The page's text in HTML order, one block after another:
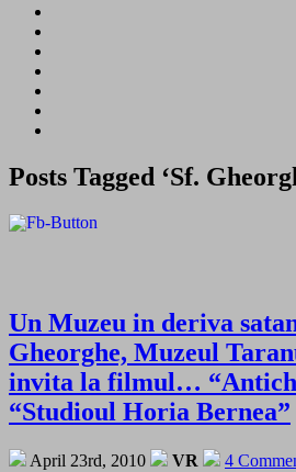
Posts Tagged ‘Sf.
Un Muzeu in deriva
Gheorghe, Muzeul
invita la filmul…
“Studioul Horia Bernea”
April 23rd, 2010 VR 4